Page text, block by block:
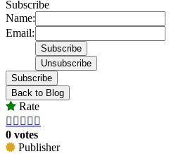
Subscribe
Name:
Email:
Subscribe
Back to Blog
Rate
    
0 votes
Publisher